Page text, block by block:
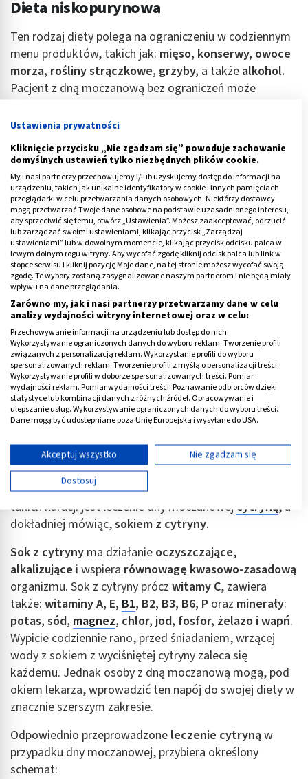
Dieta niskopurynowa
Ten rodzaj diety polega na ograniczeniu w codziennym
menu produktów, takich jak: mięso, konserwy, owoce
morza, rośliny strączkowe, grzyby, a także alkohol.
Pacjent z dną moczanową bez ograniczeń może
Niezwykle istotne jest też codzienne przyjmowanie
dziennie. Najlepiej, by była towoda.
Reklama
Dna moczanowa - leczenie cytryną
dny moczanowej. Choć nie mogą one zastąpić leczenia
farmakologicznego, w wielu przypadkach okazują się
istotnym wsparciem w walce z chorobą. Jednym z
takich kuracji jest leczenie dny moczanowej cytryną, a
dokładniej mówiąc,sokiem z cytryny.
Sok z cytryny ma działanie oczyszczające,
alkalizujące i wspiera równowagę kwasowo-zasadową
organizmu. Sok z cytryny prócz witamy C, zawiera
także: witaminy A, E, B1, B2, B3, B6, P oraz minerały:
potas, sód, magnez, chlor, jod, fosfor, żelazo i wapń.
Wypicie codziennie rano, przed śniadaniem, wrzącej
wody z sokiem z wyciśniętej cytryny zaleca się
każdemu. Jednak osoby z dną moczanową mogą, pod
okiem lekarza, wprowadzić ten napój do swojej diety w
znacznie szerszym zakresie.
Odpowiednio przeprowadzone leczenie cytrynąw
przypadku dny moczanowej, przybiera określony
schemat:
Ustawienia prywatności
Kliknięcie przycisku „Nie zgadzam się” powoduje zachowanie
domyślnych ustawień tylko niezbędnych plików cookie.
My i nasi partnerzy przechowujemy i/lub uzyskujemy dostęp do informacji na
urządzeniu, takich jak unikalne identyfikatory w cookie i innych pamięciach
przeglądarki w celu przetwarzania danych osobowych. Niektórzy dostawcy
mogą przetwarzać Twoje dane osobowe na podstawie uzasadnionego interesu,
aby sprzeciwić się temu, otwórz „Ustawienia”. Możesz zaakceptować, odrzucić
lub zarządzać swoimi ustawieniami, klikając przycisk „Zarządzaj
ustawieniami” lub w dowolnym momencie, klikając przycisk odcisku palca w
lewym dolnym rogu witryny. Aby wycofać zgodę kliknij odcisk palca lub link w
stopce serwisu i kliknij pozycję Moje dane, na tej stronie możesz wycofać swoją
zgodę. Te wybory zostaną zasygnalizowane naszym partnerom i nie będą miały
wpływu na dane przeglądania.
Zarówno my, jak i nasi partnerzy przetwarzamy dane w celu
analizy wydajności witryny internetowej oraz w celu:
Przechowywanie informacji na urządzeniu lub dostęp do nich.
Wykorzystywanie ograniczonych danych do wyboru reklam. Tworzenie profili
związanych z personalizacją reklam. Wykorzystanie profili do wyboru
spersonalizowanych reklam. Tworzenie profili z myślą o personalizacji treści.
Wykorzystywanie profili w doborze spersonalizowanych treści. Pomiar
wydajności reklam. Pomiar wydajności treści. Poznawanie odbiorców dzięki
statystyce lub kombinacji danych z różnych źródeł. Opracowywanie i
ulepszanie usług. Wykorzystywanie ograniczonych danych do wyboru treści.
Dane mogą być udostępniane poza Unię Europejską i wysyłane do USA.
Wyświetl listę partnerów (11 dostawców IAB)
Używamy Twoich danych w następujących celach:
Cele przetwarzania IAB:
Przechowywanie informacji na urządzeniu lub
dostęp do nich
Wykorzystywanie ograniczonych danych do
wyboru reklam
Tworzenie profili w celu spersonalizowanych
reklam
Wykorzystanie profili do wyboru
spersonalizowanych reklam
Tworzenie profili w celu personalizacji treści
Wykorzystywanie profili w celu doboru
spersonalizowanych treści
Pomiar efektywności reklam
Pomiar efektywności treści
Akceptuj wszystko
Nie zgadzam się
Dostosuj